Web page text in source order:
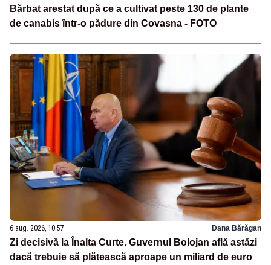
Bărbat arestat după ce a cultivat peste 130 de plante
de canabis într-o pădure din Covasna - FOTO
6 aug. 2026, 10:57 Dana Bărăgan
Zi decisivă la Înalta Curte. Guvernul Bolojan află astăzi
dacă trebuie să plătească aproape un miliard de euro